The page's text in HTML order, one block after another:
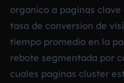
organico a paginas clave
tasa de conversion de
tiempo promedio en la
rebote segmentada por
cuales paginas cluster